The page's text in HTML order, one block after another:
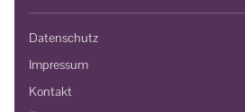
Datenschutz
Impressum
Kontakt